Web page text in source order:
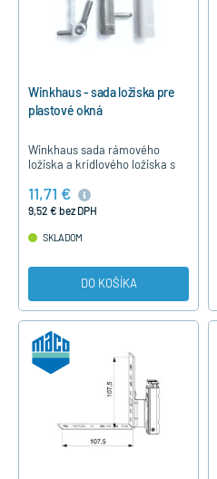
Winkhaus - sada ložiska pre
plastové okná
Winkhaus sada rámového
ložiska a krídlového ložiska s
otváravo-sklopné plastové
okná a balkónové dvere pre
11,71 €
9,52 € bez DPH
SKLADOM
DO KOŠÍKA